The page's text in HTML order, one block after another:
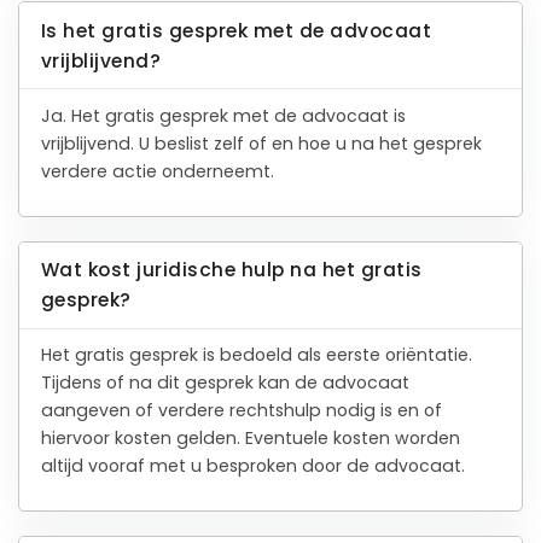
Is het gratis gesprek met de advocaat
vrijblijvend?
Ja. Het gratis gesprek met de advocaat is
vrijblijvend. U beslist zelf of en hoe u na het gesprek
verdere actie onderneemt.
Wat kost juridische hulp na het gratis
gesprek?
Het gratis gesprek is bedoeld als eerste oriëntatie.
Tijdens of na dit gesprek kan de advocaat
aangeven of verdere rechtshulp nodig is en of
hiervoor kosten gelden. Eventuele kosten worden
altijd vooraf met u besproken door de advocaat.